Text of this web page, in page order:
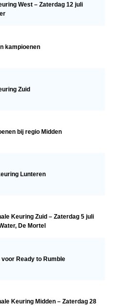
West – Zaterdag 12 juli
kampioenen
Zuid
bij regio Midden
Lunteren
Keuring Zuid – Zaterdag 5 juli
De Mortel
voor Ready to Rumble
Keuring Midden – Zaterdag 28